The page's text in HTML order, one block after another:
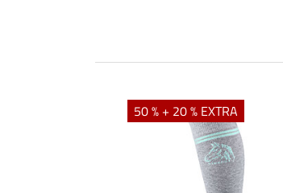
50 % + 20 % EXTRA